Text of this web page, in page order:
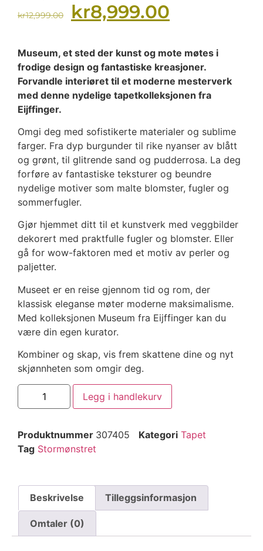
kr12,999.00 kr8,999.00
Museum, et sted der kunst og mote møtes i
frodige design og fantastiske kreasjoner.
Forvandle interiøret til et moderne mesterverk
med denne nydelige tapetkolleksjonen fra
Eijffinger.
Omgi deg med sofistikerte materialer og sublime
farger. Fra dyp burgunder til rike nyanser av blått
og grønt, til glitrende sand og pudderrosa. La deg
forføre av fantastiske teksturer og beundre
nydelige motiver som malte blomster, fugler og
sommerfugler.
Gjør hjemmet ditt til et kunstverk med veggbilder
dekorert med praktfulle fugler og blomster. Eller
gå for wow-faktoren med et motiv av perler og
paljetter.
Museet er en reise gjennom tid og rom, der
klassisk eleganse møter moderne maksimalisme.
Med kolleksjonen Museum fra Eijffinger kan du
være din egen kurator.
Kombiner og skap, vis frem skattene dine og nyt
skjønnheten som omgir deg.
Legg i handlekurv
Produktnummer 307405 Kategori Tapet
Tag Stormønstret
Beskrivelse Tilleggsinformasjon
Omtaler (0)